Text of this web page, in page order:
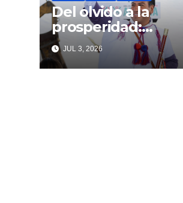
Del olvido a la
prosperidad:
Eduardo Ramírez
fortalece la
transformación de
JUL 3, 2026